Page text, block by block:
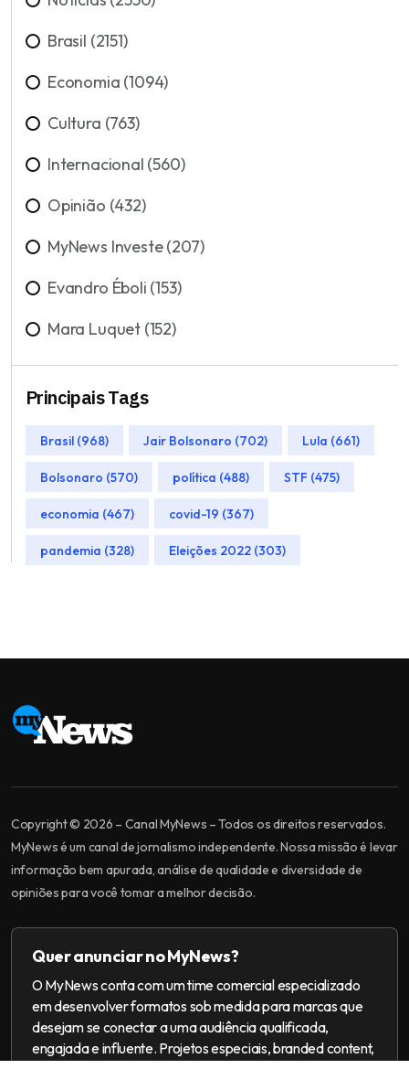
Brasil (2151)
Economia (1094)
Cultura (763)
Internacional (560)
Opinião (432)
MyNews Investe (207)
Evandro Éboli (153)
Mara Luquet (152)
Principais Tags
Brasil (968) Jair Bolsonaro (702) Lula (661)
Bolsonaro (570) política (488) STF (475)
economia (467) covid-19 (367)
pandemia (328) Eleições 2022 (303)
Copyright © 2026 – Canal MyNews – Todos os direitos reservados.
MyNews é um canal de jornalismo independente. Nossa missão é levar
informação bem apurada, análise de qualidade e diversidade de
opiniões para você tomar a melhor decisão.
Quer anunciar no MyNews?
O MyNews conta com um time comercial especializado
em desenvolver formatos sob medida para marcas que
desejam se conectar a uma audiência qualificada,
engajada e influente. Projetos especiais, branded content,